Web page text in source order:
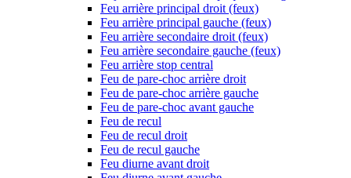
Feu arrière principal droit (feux)
Feu arrière principal gauche (feux)
Feu arrière secondaire droit (feux)
Feu arrière secondaire gauche (feux)
Feu arrière stop central
Feu de pare-choc arrière droit
Feu de pare-choc arrière gauche
Feu de pare-choc avant gauche
Feu de recul
Feu de recul droit
Feu de recul gauche
Feu diurne avant droit